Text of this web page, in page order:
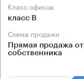
Класс офисов
класс B
Схема продажи
Прямая продажа от
собственника